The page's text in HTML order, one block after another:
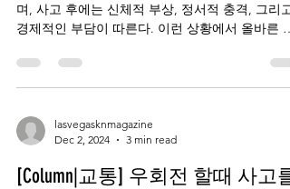
며, 사고 후에는 신체적 부상, 정서적 충격, 그리고
경제적인 부담이 따른다. 이런 상황에서 올바른 변
통사고 변호사는 보험 청구, 개인 상해 소송,...
lasvegasknmagazine
Dec 2, 2024
3 min read
[Column|교통] 우회전 할때 사고를